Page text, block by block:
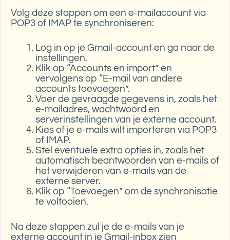
Volg deze stappen om een e-mailaccount via
POP3 of IMAP te synchroniseren:
Log in op je Gmail-account en ga naar de
instellingen.
Klik op “Accounts en import” en
vervolgens op “E-mail van andere
accounts toevoegen”.
Voer de gevraagde gegevens in, zoals het
e-mailadres, wachtwoord en
serverinstellingen van je externe account.
Kies of je e-mails wilt importeren via POP3
of IMAP.
Stel eventuele extra opties in, zoals het
automatisch beantwoorden van e-mails of
het verwijderen van e-mails van de
externe server.
Klik op “Toevoegen” om de synchronisatie
te voltooien.
Na deze stappen zul je de e-mails van je
externe account in je Gmail-inbox zien